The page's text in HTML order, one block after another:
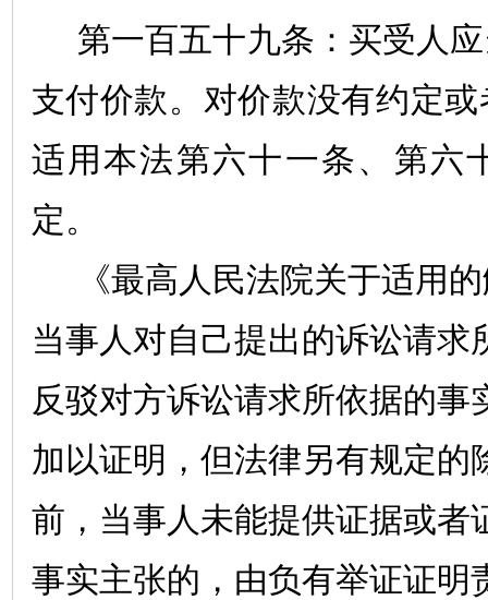
第一百五十九条：买受人
支付价款。对价款没有约定
适用本法第六十一条、第六
定。
《最高人民法院关于适用
当事人对自己提出的诉讼请求
反驳对方诉讼请求所依据的事
加以证明，但法律另有规定的
前，当事人未能提供证据或者
事实主张的，由负有举证证明